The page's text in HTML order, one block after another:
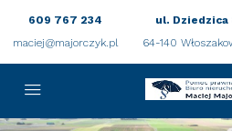
609 767 234
maciej@majorczyk.pl
ul. Dziedzica
64-140